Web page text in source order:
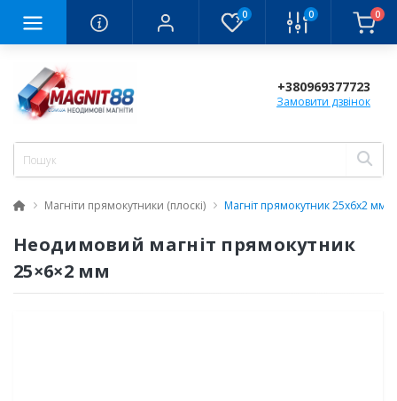
0 0 0
+380969377723
Замовити дзвінок
Магніти прямокутники (плоскі) Магніт прямокутник 25х6х2 мм
Неодимовий магніт прямокутник
25×6×2 мм